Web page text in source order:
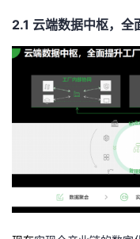
2.1 云端数据中枢，全